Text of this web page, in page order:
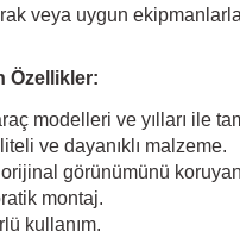
veya uygun
Özellikler:
modelleri ve yılları ile
ve dayanıklı malzeme.
orijinal görünümünü
montaj.
kullanım.